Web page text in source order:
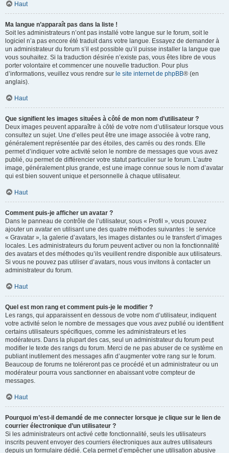
Haut
Ma langue n’apparaît pas dans la liste !
Soit les administrateurs n’ont pas installé votre langue sur le forum, soit le
logiciel n’a pas encore été traduit dans votre langue. Essayez de demander à
un administrateur du forum s’il est possible qu’il puisse installer la langue que
vous souhaitez. Si la traduction désirée n’existe pas, vous êtes libre de vous
porter volontaire et commencer une nouvelle traduction. Pour plus
d’informations, veuillez vous rendre sur le site internet de phpBB® (en
anglais).
Haut
Que signifient les images situées à côté de mon nom d’utilisateur ?
Deux images peuvent apparaître à côté de votre nom d’utilisateur lorsque vous
consultez un sujet. Une d’elles peut être une image associée à votre rang,
généralement représentée par des étoiles, des carrés ou des ronds. Elle
permet d’indiquer votre activité selon le nombre de messages que vous avez
publié, ou permet de différencier votre statut particulier sur le forum. L’autre
image, généralement plus grande, est une image connue sous le nom d’avatar
qui est bien souvent unique et personnelle à chaque utilisateur.
Haut
Comment puis-je afficher un avatar ?
Dans le panneau de contrôle de l’utilisateur, sous « Profil », vous pouvez
ajouter un avatar en utilisant une des quatre méthodes suivantes : le service
« Gravatar », la galerie d’avatars, les images distantes ou le transfert d’images
locales. Les administrateurs du forum peuvent activer ou non la fonctionnalité
des avatars et des méthodes qu’ils veuillent rendre disponible aux utilisateurs.
Si vous ne pouvez pas utiliser d’avatars, nous vous invitons à contacter un
administrateur du forum.
Haut
Quel est mon rang et comment puis-je le modifier ?
Les rangs, qui apparaissent en dessous de votre nom d’utilisateur, indiquent
votre activité selon le nombre de messages que vous avez publié ou identifient
certains utilisateurs spécifiques, comme les administrateurs et les
modérateurs. Dans la plupart des cas, seul un administrateur du forum peut
modifier le texte des rangs du forum. Merci de ne pas abuser de ce système en
publiant inutilement des messages afin d’augmenter votre rang sur le forum.
Beaucoup de forums ne toléreront pas ce procédé et un administrateur ou un
modérateur pourra vous sanctionner en abaissant votre compteur de
messages.
Haut
Pourquoi m’est-il demandé de me connecter lorsque je clique sur le lien de
courrier électronique d’un utilisateur ?
Si les administrateurs ont activé cette fonctionnalité, seuls les utilisateurs
inscrits peuvent envoyer des courriers électroniques aux autres utilisateurs
depuis un formulaire dédié. Cela permet d’empêcher une utilisation abusive